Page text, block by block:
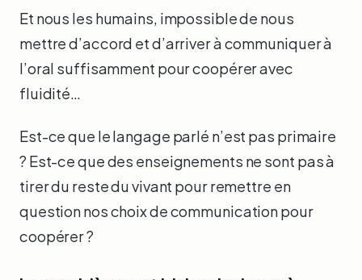
Et nous les humains, impossible de nous
mettre d’accord et d’arriver à communiquer à
l’oral suffisamment pour coopérer avec
fluidité…
Est-ce que le langage parlé n’est pas primaire
? Est-ce que des enseignements ne sont pas à
tirer du reste du vivant pour remettre en
question nos choix de communication pour
coopérer ?